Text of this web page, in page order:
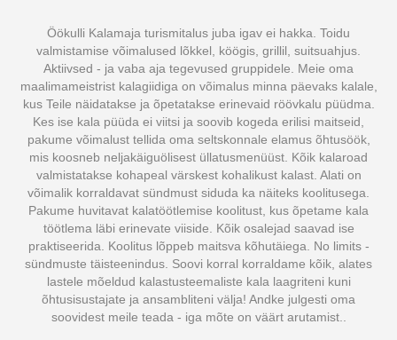
Öökulli Kalamaja turismitalus juba igav ei hakka. Toidu
valmistamise võimalused lõkkel, köögis, grillil, suitsuahjus.
Aktiivsed - ja vaba aja tegevused gruppidele. Meie oma
maalimameistrist kalagiidiga on võimalus minna päevaks kalale,
kus Teile näidatakse ja õpetatakse erinevaid röövkalu püüdma.
Kes ise kala püüda ei viitsi ja soovib kogeda erilisi maitseid,
pakume võimalust tellida oma seltskonnale elamus õhtusöök,
mis koosneb neljakäiguölisest üllatusmenüüst. Kõik kalaroad
valmistatakse kohapeal värskest kohalikust kalast. Alati on
võimalik korraldavat sündmust siduda ka näiteks koolitusega.
Pakume huvitavat kalatöötlemise koolitust, kus õpetame kala
töötlema läbi erinevate viiside. Kõik osalejad saavad ise
praktiseerida. Koolitus lõppeb maitsva kõhutäiega. No limits -
sündmuste täisteenindus. Soovi korral korraldame kõik, alates
lastele mõeldud kalastusteemaliste kala laagriteni kuni
õhtusisustajate ja ansambliteni välja! Andke julgesti oma
soovidest meile teada - iga mõte on väärt arutamist..